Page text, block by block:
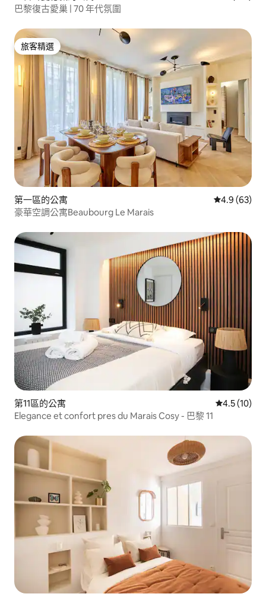
巴黎復古愛巢 | 70 年代氛圍
旅客精選
旅客精選
第一區的公寓 從 63 則評
4.9 (63)
豪華空調公寓Beaubourg Le Marais
第11區的公寓 從 10 則評
4.5 (10)
Elegance et confort pres du Marais Cosy - 巴黎 11